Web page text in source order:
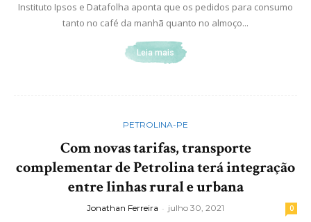
Instituto Ipsos e Datafolha aponta que os pedidos para consumo
tanto no café da manhã quanto no almoço...
Leia mais
PETROLINA-PE
Com novas tarifas, transporte
complementar de Petrolina terá integração
entre linhas rural e urbana
Jonathan Ferreira - julho 30, 2021 0